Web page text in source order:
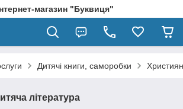
магазин "Буквиця"
Дитячі книги, саморобки
література